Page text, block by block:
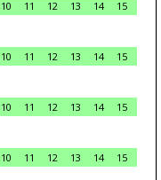
10 11 12 13 14
15
10 11 12 13 14
15
10 11 12 13 14
15
10 11 12 13 14
15